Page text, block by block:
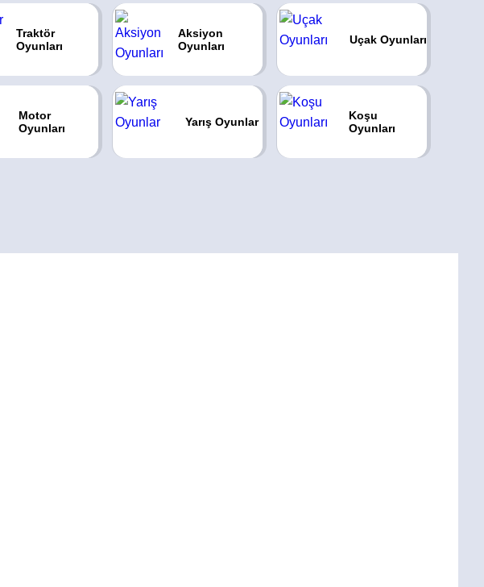
Traktör
Oyunları
Aksiyon
Oyunları
Uçak Oyunları
Motor
Oyunları
Yarış Oyunlar
Koşu
Oyunları